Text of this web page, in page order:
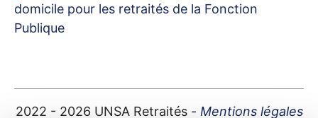
domicile pour les retraités de la Fonction
Publique
2022 - 2026 UNSARetraités - Mentions légales